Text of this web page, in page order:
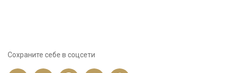
Сохраните себе в соцсети